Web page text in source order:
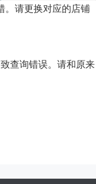
。请更换对应的店铺
查询错误。请和原来